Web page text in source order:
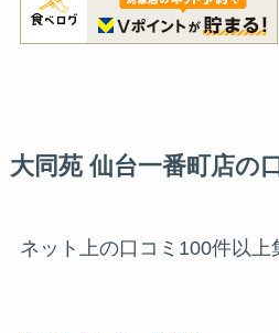
大同苑 仙台一番町店の
ネット上の口コミ100件以上